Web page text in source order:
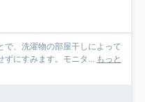
で、洗濯物の部屋干しによって
ずにすみます。モニタ... もっと